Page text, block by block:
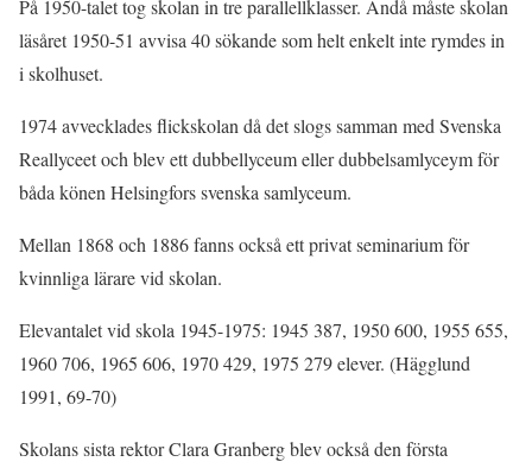
På 1950-talet tog skolan in tre parallellklasser. Ändå måste skolan
läsåret 1950-51 avvisa 40 sökande som helt enkelt inte rymdes in
i skolhuset.
1974 avvecklades flickskolan då det slogs samman med Svenska
Reallyceet och blev ett dubbellyceum eller dubbelsamlyceym för
båda könen Helsingfors svenska samlyceum.
Mellan 1868 och 1886 fanns också ett privat seminarium för
kvinnliga lärare vid skolan.
Elevantalet vid skola 1945-1975: 1945 387, 1950 600, 1955 655,
1960 706, 1965 606, 1970 429, 1975 279 elever. (Hägglund
1991, 69-70)
Skolans sista rektor Clara Granberg blev också den första